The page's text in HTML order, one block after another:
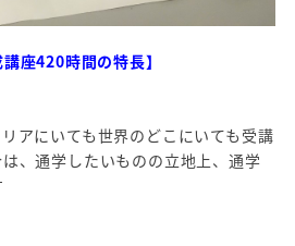
座420時間の特長】
アにいても世界のどこにいても受講
、通学したいものの立地上、通学